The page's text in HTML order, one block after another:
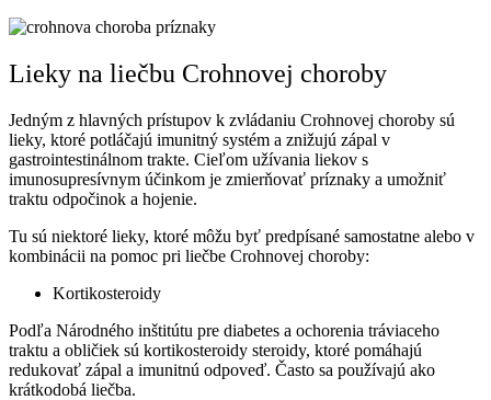
Lieky na liečbu Crohnovej choroby
Jedným z hlavných prístupov k zvládaniu Crohnovej choroby sú
lieky, ktoré potláčajú imunitný systém a znižujú zápal v
gastrointestinálnom trakte. Cieľom užívania liekov s
imunosupresívnym účinkom je zmierňovať príznaky a umožniť
traktu odpočinok a hojenie.
Tu sú niektoré lieky, ktoré môžu byť predpísané samostatne alebo v
kombinácii na pomoc pri liečbe Crohnovej choroby:
Kortikosteroidy
Podľa Národného inštitútu pre diabetes a ochorenia tráviaceho
traktu a obličiek sú kortikosteroidy steroidy, ktoré pomáhajú
redukovať zápal a imunitnú odpoveď. Často sa používajú ako
krátkodobá liečba.